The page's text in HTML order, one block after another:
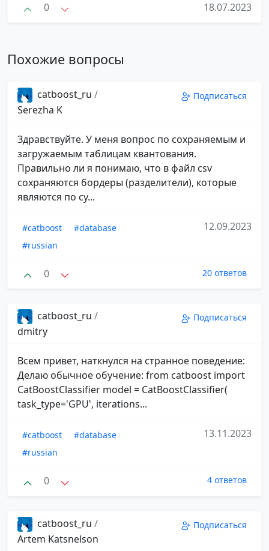
0 18.07.2023
Похожие вопросы
catboost_ru /
Serezha K
Подписаться
Здравствуйте. У меня вопрос по сохраняемым и
загружаемым таблицам квантования.
Правильно ли я понимаю, что в файл csv
сохраняются бордеры (разделители), которые
являются по су...
#catboost
#database
#russian
12.09.2023
0 20 ответов
catboost_ru /
dmitry
Подписаться
Всем привет, наткнулся на странное поведение:
Делаю обычное обучение: from catboost import
CatBoostClassifier model = CatBoostClassifier(
task_type='GPU', iterations...
#catboost
#database
#russian
13.11.2023
0 4 ответов
catboost_ru /
Artem Katsnelson
Подписаться